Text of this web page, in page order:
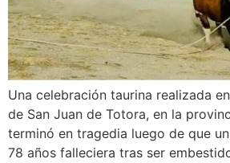
Una celebración taurina realizada
de San Juan de Totora, en la
terminó en tragedia luego de que
78 años falleciera tras ser